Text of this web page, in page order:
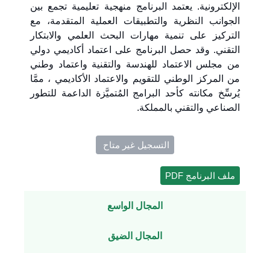
الإلكترونية. يعتمد البرنامج منهجية تعليمية تجمع بين
الجوانب النظرية والتطبيقات العملية المتقدمة، مع
التركيز على تنمية مهارات البحث العلمي والابتكار
التقني. وقد حصل البرنامج على اعتماد أكاديمي دولي
من مجلس الاعتماد للهندسة والتقنية واعتماد وطني
من المركز الوطني للتقويم والاعتماد الأكاديمي ، ممَّا
يُرسِّخ مكانته كأحد البرامج المُتميَّزة الداعمة للتطور
الصناعي والتقني بالمملكة.
التسجيل غير متاح ​
ملف البرنامج PDF
المجال الواسع
المجال الضيق